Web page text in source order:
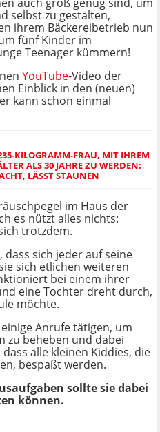
selbst zu gestalten,
ihrem Bäckereibetrieb nun
fünf Kinder im
Teenager kümmern!
YouTube-Video der
Einblick in den (neuen)
kann schon einmal
KILOGRAMM-FRAU, MIT IHREM
ALS 30 JAHRE ZU WERDEN:
LÄSST STAUNEN
im Haus der
es nützt alles nichts:
trotzdem.
dass sich jeder auf seine
sich etlichen weiteren
bei einem ihrer
eine Tochter dreht durch,
möchte.
Anrufe tätigen, um
zu beheben und dabei
alle kleinen Kiddies, die
bespaßt werden.
sollte sie dabei
können.